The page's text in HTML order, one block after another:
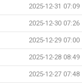
2025-12-31 07:09
2025-12-30 07:26
2025-12-29 07:00
2025-12-28 08:49
2025-12-27 07:48